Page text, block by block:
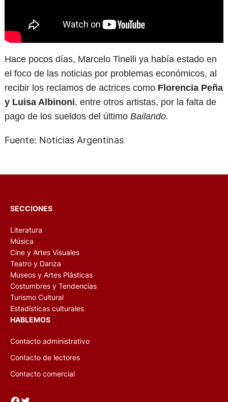
Hace pocos días, Marcelo Tinelli ya había estado en
el foco de las noticias por problemas económicos, al
recibir los reclamos de actrices como Florencia Peña
y Luisa Albinoni, entre otros artistas, por la falta de
pago de los sueldos del último Bailando.
Fuente: Noticias Argentinas
SECCIONES
Literatura
Música
Cine y Artes Visuales
Teatro y Danza
Museos y Artes Plásticas
Costumbres y Tendencias
Turismo Cultural
Estadísticas culturales
HABLEMOS
Contacto administrativo
Contacto de lectores
Contacto comercial